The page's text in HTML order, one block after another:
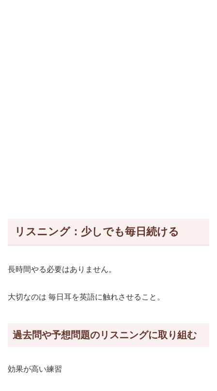
リスニング：少しでも毎日続ける
長時間やる必要はありません。
大切なのは 毎日耳を英語に触れさせること。
過去問や予想問題のリスニングに取り組む
効果が高い練習